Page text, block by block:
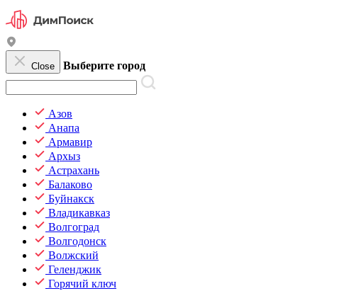
Close Выберите город
Азов
Анапа
Армавир
Архыз
Астрахань
Балаково
Буйнакск
Владикавказ
Волгоград
Волгодонск
Волжский
Геленджик
Горячий ключ